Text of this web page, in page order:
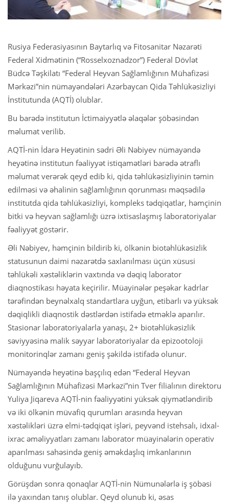
Rusiya Federasiyasının Baytarlıq və Fitosanitar Nəzarəti
Federal Xidmətinin (“Rosselxoznadzor”) Federal Dövlət
Büdcə Təşkilatı “Federal Heyvan Sağlamlığının Mühafizəsi
Mərkəzi”nin nümayəndələri Azərbaycan Qida Təhlükəsizliyi
İnstitutunda (AQTİ) olublar.
Bu barədə institutun İctimaiyyətlə əlaqələr şöbəsindən
məlumat verilib.
AQTİ-nin İdarə Heyətinin sədri Əli Nəbiyev nümayəndə
heyətinə institutun fəaliyyət istiqamətləri barədə ətraflı
məlumat verərək qeyd edib ki, qida təhlükəsizliyinin təmin
edilməsi və əhalinin sağlamlığının qorunması məqsədilə
institutda qida təhlükəsizliyi, kompleks tədqiqatlar, həmçinin
bitki və heyvan sağlamlığı üzrə ixtisaslaşmış laboratoriyalar
fəaliyyət göstərir.
Əli Nəbiyev, həmçinin bildirib ki, ölkənin biotəhlükəsizlik
statusunun daimi nəzarətdə saxlanılması üçün xüsusi
təhlükəli xəstəliklərin vaxtında və dəqiq laborator
diaqnostikası həyata keçirilir. Müayinələr peşəkar kadrlar
tərəfindən beynəlxalq standartlara uyğun, etibarlı və yüksək
dəqiqlikli diaqnostik dəstlərdən istifadə etməklə aparılır.
Stasionar laboratoriyalarla yanaşı, 2+ biotəhlükəsizlik
səviyyəsinə malik səyyar laboratoriyalar da epizootoloji
monitorinqlər zamanı geniş şəkildə istifadə olunur.
Nümayəndə heyətinə başçılıq edən “Federal Heyvan
Sağlamlığının Mühafizəsi Mərkəzi”nin Tver filialının direktoru
Yuliya Jiqareva AQTİ-nin fəaliyyətini yüksək qiymətləndirib
və iki ölkənin müvafiq qurumları arasında heyvan
xəstəlikləri üzrə elmi-tədqiqat işləri, peyvənd istehsalı, idxal-
ixrac əməliyyatları zamanı laborator müayinələrin operativ
aparılması sahəsində geniş əməkdaşlıq imkanlarının
olduğunu vurğulayıb.
Görüşdən sonra qonaqlar AQTİ-nin Nümunələrlə iş şöbəsi
ilə yaxından tanış olublar. Qeyd olunub ki, əsas